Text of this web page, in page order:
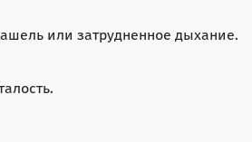
или затрудненное дыхание.